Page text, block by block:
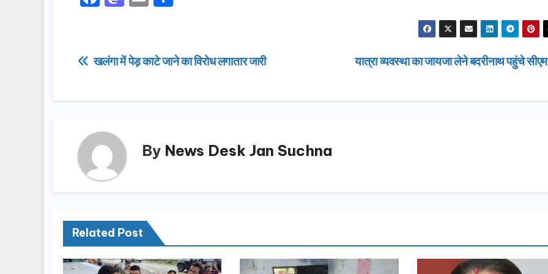
e
o
k
o
o
e
Post
यात्रा व्यवस्था का जायजा लेने बदरीनाथ पहुंचे सीएम
खलंगा में पेड़ काटे जाने का विरोध लगातार जारी
By News Desk Jan Suchna
Related Post
दिल्ली-
से जुड़ी 12